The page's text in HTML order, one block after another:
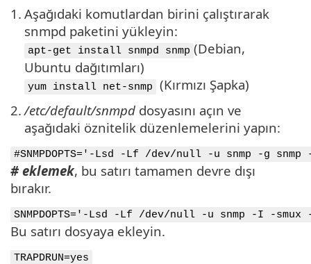
1. Aşağıdaki komutlardan birini çalıştırarak
snmpd paketini yükleyin:
apt-get install snmpd snmp (Debian,
Ubuntu dağıtımları)
yum install net-snmp
(Kırmızı Şapka)
2. /etc/default/snmpd dosyasını açın ve
aşağıdaki öznitelik düzenlemelerini yapın:
#SNMPDOPTS='-Lsd -Lf /dev/null -u snmp -g
# eklemek, bu satırı tamamen devre dışı
bırakır.
SNMPDOPTS='-Lsd -Lf /dev/null -u snmp -I -
Bu satırı dosyaya ekleyin.
TRAPDRUN=yes